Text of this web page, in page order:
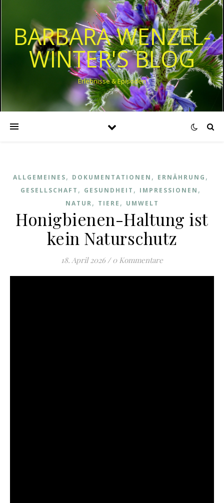
BARBARA WENZEL-
WINTER'S BLOG
Erlebnisse & Episoden
ALLGEMEINES, DOKUMENTATIONEN , ERNÄHRUNG ,
GESELLSCHAFT , GESUNDHEIT , IMPRESSIONEN ,
NATUR, TIERE , UMWELT
Honigbienen-Haltung ist
kein Naturschutz
18. April 2026 / 0 Kommentare